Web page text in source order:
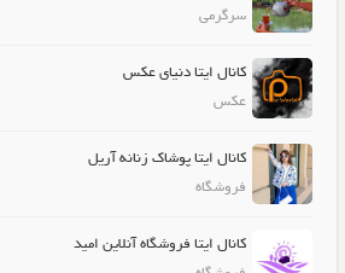
سرگرمی
کانال ایتا دنیای عکس
عکس
کانال ایتا پوشاک زنانه آریل
فروشگاه
کانال ایتا فروشگاه آنلاین امید